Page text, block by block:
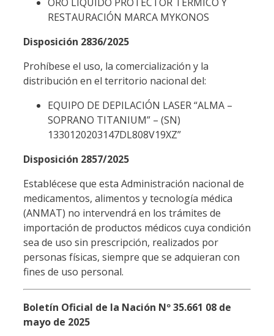
RESTAURACIÓN MARCA MYKONOS
Disposición 2836/2025
Prohíbese el uso, la comercialización y la
distribución en el territorio nacional del:
EQUIPO DE DEPILACIÓN LASER “ALMA –
SOPRANO TITANIUM” – (SN)
1330120203147DL808V19XZ”
Disposición 2857/2025
Establécese que esta Administración nacional de
medicamentos, alimentos y tecnología médica
(ANMAT) no intervendrá en los trámites de
importación de productos médicos cuya condición
sea de uso sin prescripción, realizados por
personas físicas, siempre que se adquieran con
fines de uso personal.
Boletín Oficial de la Nación Nº 35.661 08 de
mayo de 2025